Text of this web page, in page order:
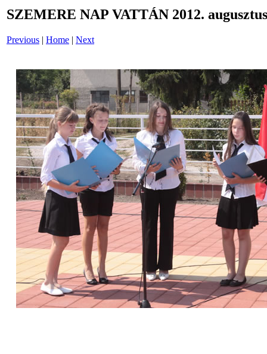
SZEMERE NAP VATTÁN 2012.
Previous | Home | Next